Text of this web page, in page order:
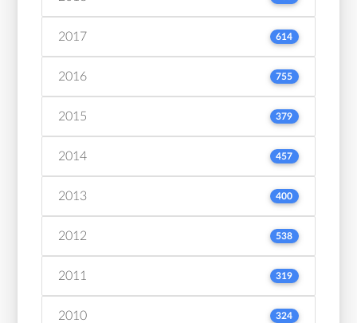
2017 614
2016 755
2015 379
2014 457
2013 400
2012 538
2011 319
2010 324